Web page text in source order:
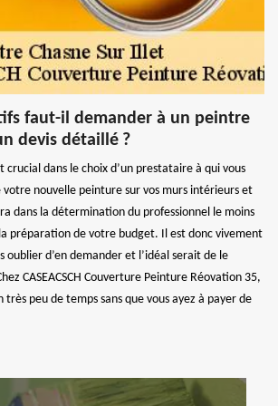
faut-il demander à un peintre
devis détaillé ?
crucial dans le choix d’un prestataire à qui vous
votre nouvelle peinture sur vos murs intérieurs et
dans la détermination du professionnel le moins
préparation de votre budget. Il est donc vivement
oublier d’en demander et l’idéal serait de le
CASEACSCH Couverture Peinture Réovation 35,
très peu de temps sans que vous ayez à payer de